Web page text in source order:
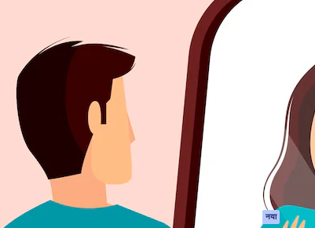
अपने बेहतरीन काम को बनाने के लिए क्रिएटिव प्लेटफॉर्म।
क्रिएटिव, एंटरप्राइजेज, एजेंसियों और स्टूडियो में 1
मिलियन से ज़्यादा सब्सक्राइबर।
एआई इमेज जेनरेटर
AI वीडियो जनरेटर
एआई वॉयस
स्टॉक सामग्री
Claude/
के लिए
नया